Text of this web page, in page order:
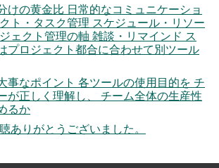
けの黄金比 日常的なコミュニケーショ
ト・タスク管理 スケジュール・リソー
ェクト管理の軸 雑談・リマインド ス
プロジェクト都合に合わせて別ツール
事なポイント 各ツールの使用目的を チ
が正しく理解し、 チーム全体の生産性
るか
ありがとうございました。